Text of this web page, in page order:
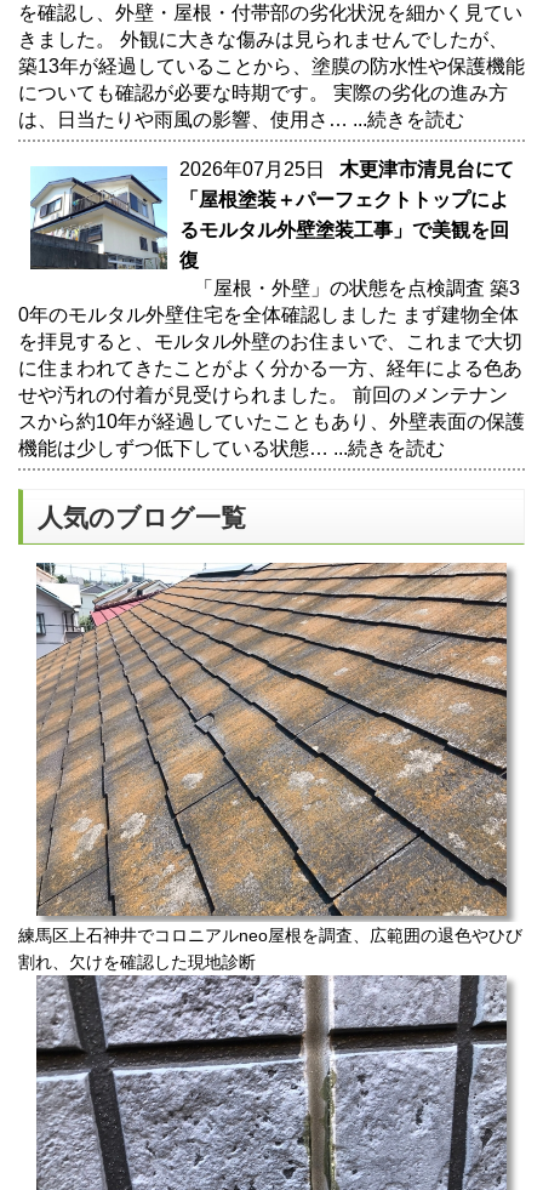
を確認し、外壁・屋根・付帯部の劣化状況を細かく見てい
きました。 外観に大きな傷みは見られませんでしたが、
築13年が経過していることから、塗膜の防水性や保護機能
についても確認が必要な時期です。 実際の劣化の進み方
は、日当たりや雨風の影響、使用さ… ...続きを読む
2026年07月25日 木更津市清見台にて
「屋根塗装＋パーフェクトトップによ
るモルタル外壁塗装工事」で美観を回
復
「屋根・外壁」の状態を点検調査 築3
0年のモルタル外壁住宅を全体確認しました まず建物全体
を拝見すると、モルタル外壁のお住まいで、これまで大切
に住まわれてきたことがよく分かる一方、経年による色あ
せや汚れの付着が見受けられました。 前回のメンテナン
スから約10年が経過していたこともあり、外壁表面の保護
機能は少しずつ低下している状態… ...続きを読む
人気のブログ一覧
練馬区上石神井でコロニアルneo屋根を調査、広範囲の退色やひび
割れ、欠けを確認した現地診断